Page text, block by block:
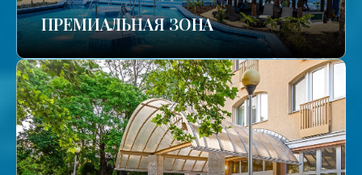
ПРЕМИАЛЬНАЯ ЗОНА